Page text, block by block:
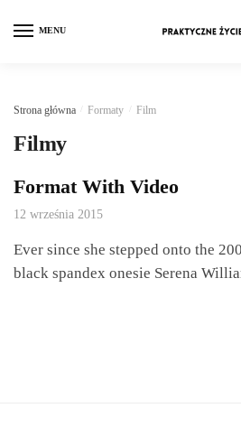
MENU
Strona główna Formaty Film
Filmy
Format With Video
12 września 2015
Ever since she stepped onto the
black spandex onesie Serena